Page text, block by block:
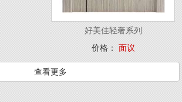
好美佳轻奢系列
价格： 面议
查看更多